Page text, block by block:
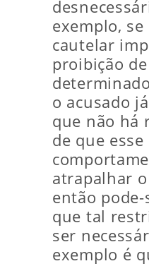
exemplo, se
cautelar
proibição
o acusado
que não há
de que esse
atrapalhar
então
que tal
ser
exemplo é